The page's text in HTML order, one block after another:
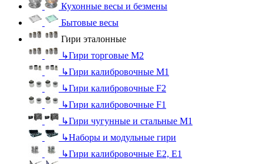
Кухонные весы и безмены
Бытовые весы
Гири эталонные
↳Гири торговые М2
↳Гири калибровочные М1
↳Гири калибровочные F2
↳Гири калибровочные F1
↳Гири чугунные и стальные М1
↳Наборы и модульные гири
↳Гири калибровочные E2, Е1